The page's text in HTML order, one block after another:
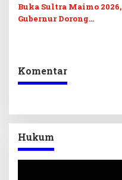
Buka Sultra Maimo 2026,
Gubernur Dorong
Komentar
Hukum